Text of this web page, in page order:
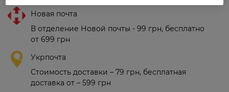
Новая почта
В отделение Новой почты - 99 грн, бесплатно
от 699 грн
Укрпочта
Стоимость доставки – 79 грн, бесплатная
доставка от – 599 грн